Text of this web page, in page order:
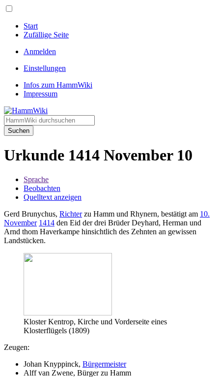
Start
Zufällige Seite
Anmelden
Einstellungen
Infos zum HammWiki
Impressum
Suchen
Urkunde 1414 November 10
Sprache
Beobachten
Quelltext anzeigen
Gerd Brunychus, Richterzu Hamm und Rhynern, bestätigt am 10.
November 1414 den Eid der drei Brüder Deyhard, Herman und
Arnd thom Haverkampe hinsichtlich des Zehnten an gewissen
Landstücken.
Kloster Kentrop, Kirche und Vorderseite eines
Klosterflügels (1809)
Zeugen:
Johan Knyppinck, Bürgermeister
Alff van Zwene, Bürger zu Hamm